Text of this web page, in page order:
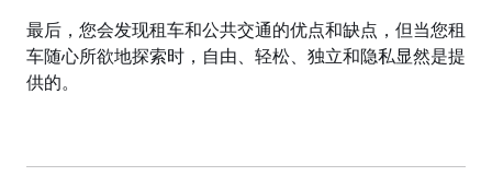
最后，您会发现租车和公共交通的优点和缺点，但当您租
车随心所欲地探索时，自由、轻松、独立和隐私显然是提
供的。